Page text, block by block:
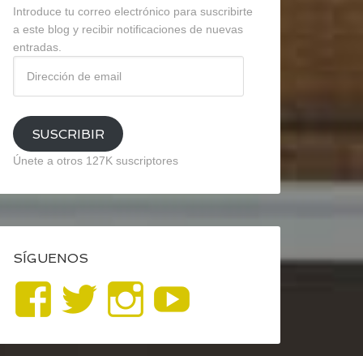
Introduce tu correo electrónico para suscribirte
a este blog y recibir notificaciones de nuevas
entradas.
email
SUSCRIBIR
Únete a otros 127K suscriptores
SÍGUENOS
Ver
perfil
Ver
perfil
Ver
perfil